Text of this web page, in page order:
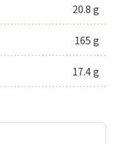
20.8 g
165 g
17.4 g